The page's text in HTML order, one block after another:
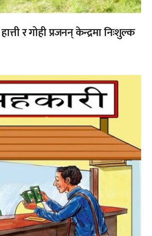
र गोही प्रजनन् केन्द्रमा निःशुल्क